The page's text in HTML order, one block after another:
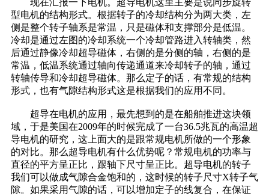
现在汇报一下电机。超导电机这里主要是说同步旋转
型电机的结构形式。根据转子的冷却结构分为两大类，左
侧是整个转子轴系是常温，只是磁体和支撑部分是低温。
冷却是通过左图的冷却系统一个冷却管路进入转轴类，然
后通过静像冷却超导磁体，右侧的是分侧的轴，右侧的是
常温，低温系统通过轴向传递通道来冷却转子的轴，通过
转轴传导和冷却超导磁体。那么定子的话，有常规的结构
形式，也有气隙结构形式这是根据我们的应用不同。
超导在电机的应用，最先想到的是在船舶推进这块领
域，于是美国在2009年的时候完成了一台36.5兆瓦的高温超
导电机的研究，这上面大的是跟常规电机所做的一个形象
的对比。那么超导电机有什么优势呢？常规电机的功率与
直径的平方呈正比，跟轴下尺寸呈正比。超导电机的转子
我们可以做成气隙合金饱和的，这时候的转子尺寸X转子气
隙。如果采用气隙的话，可以增加定子的线复合，在保证